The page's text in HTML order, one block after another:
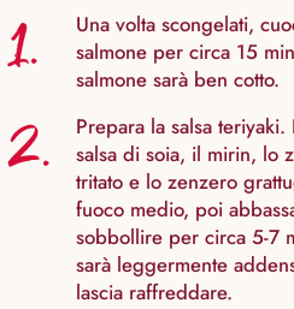
1.
Una volta scongelati,
salmone per circa 15
salmone sarà ben cotto.
2.
Prepara la salsa
salsa di soia, il mirin, lo
tritato e lo zenzero
fuoco medio, poi
sobbollire per circa 5-7
sarà leggermente
lascia raffreddare.